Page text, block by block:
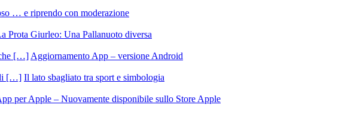
… e riprendo con moderazione
Prota Giurleo: Una Pallanuoto diversa
Aggiornamento App – versione Android
Il lato sbagliato tra sport e simbologia
per Apple – Nuovamente disponibile sullo Store Apple